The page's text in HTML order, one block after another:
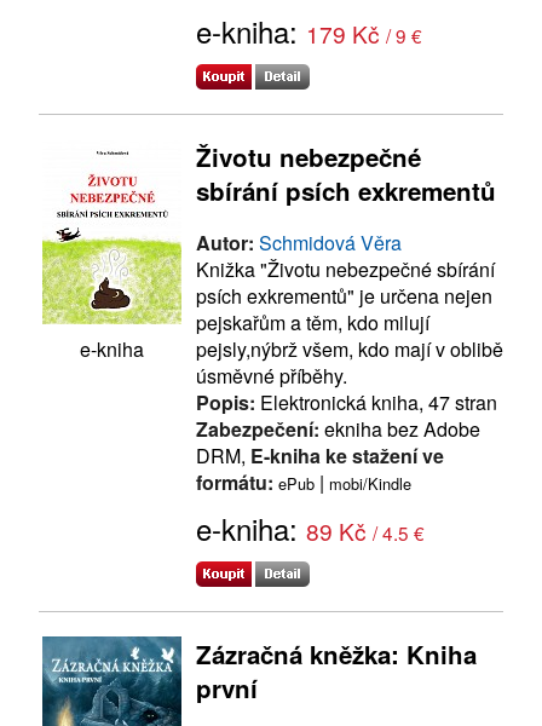
e-kniha: 179 Kč / 9 €
e-kniha
Životu nebezpečné
sbírání psích exkrementů
Autor: Schmidová Věra
Knižka "Životu nebezpečné sbírání
psích exkrementů" je určena nejen
pejskařům a těm, kdo milují
pejsly,nýbrž všem, kdo mají v oblibě
úsměvné příběhy.
Popis: Elektronická kniha, 47 stran
Zabezpečení: ekniha bez Adobe
DRM, E-kniha ke stažení ve
formátu: ePub | mobi/Kindle
e-kniha: 89 Kč / 4.5 €
Zázračná kněžka: Kniha
první